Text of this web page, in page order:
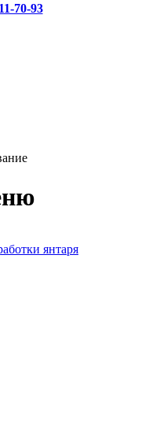
70-93
янтаря